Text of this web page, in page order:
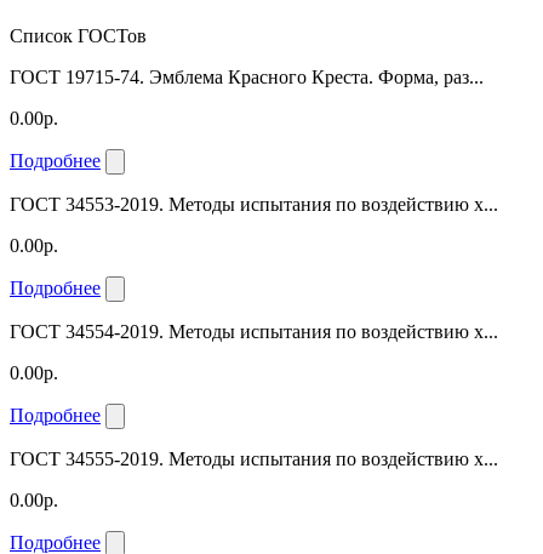
Список ГОСТов
ГОСТ 19715-74. Эмблема Красного Креста. Форма, раз...
0.00р.
Подробнее
ГОСТ 34553-2019. Методы испытания по воздействию х...
0.00р.
Подробнее
ГОСТ 34554-2019. Методы испытания по воздействию х...
0.00р.
Подробнее
ГОСТ 34555-2019. Методы испытания по воздействию х...
0.00р.
Подробнее